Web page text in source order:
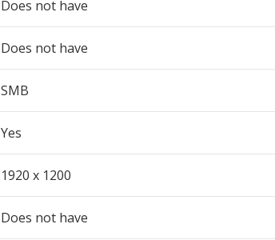
Does not have
Does not have
SMB
Yes
1920 x 1200
Does not have